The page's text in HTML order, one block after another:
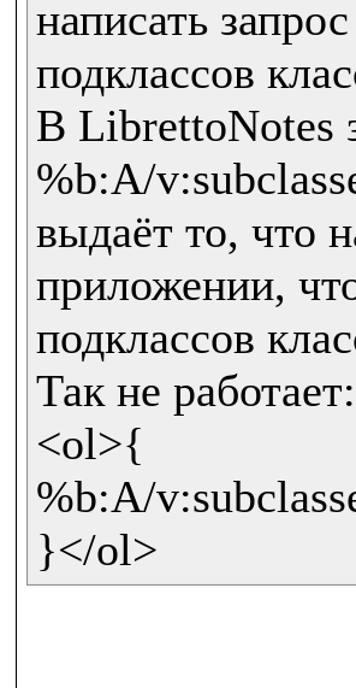
написать
подклассов
В LibrettoNotes
%b:A/
выдаёт то, что
приложении,
подклассов
Так не работает:
<ol>{
%b:A/
}</ol>